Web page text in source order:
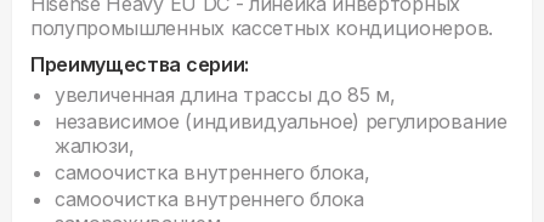
полупромышленных кассетных кондиционеров.
Преимущества серии:
увеличенная длина трассы до 85 м,
независимое (индивидуальное) регулирование
жалюзи,
самоочистка внутреннего блока,
самоочистка внутреннего блока